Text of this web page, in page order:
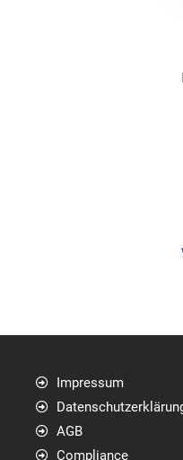
Impressum
AGB
Compliance